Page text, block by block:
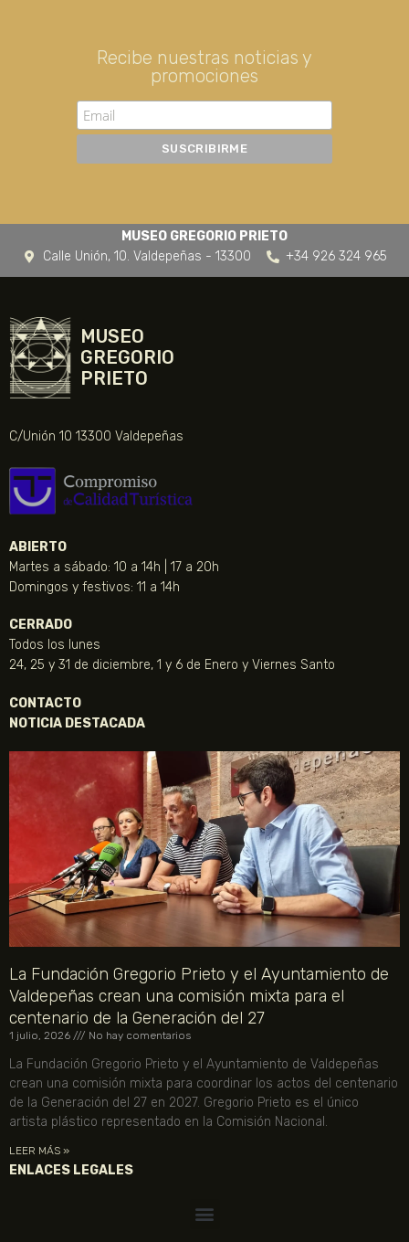
Recibe nuestras noticias y
promociones
MUSEO GREGORIO PRIETO
Calle Unión, 10. Valdepeñas - 13300
+34 926 324 965
MUSEO
GREGORIO
PRIETO
C/Unión 10 13300 Valdepeñas
ABIERTO
Martes a sábado: 10 a 14h | 17 a 20h
Domingos y festivos: 11 a 14h
CERRADO
Todos los lunes
24, 25 y 31 de diciembre, 1 y 6 de Enero y Viernes Santo
CONTACTO
NOTICIA DESTACADA
La Fundación Gregorio Prieto y el Ayuntamiento de
Valdepeñas crean una comisión mixta para el
centenario de la Generación del 27
1 julio, 2026 No hay comentarios
La Fundación Gregorio Prieto y el Ayuntamiento de Valdepeñas
crean una comisión mixta para coordinar los actos del centenario
de la Generación del 27 en 2027. Gregorio Prieto es el único
artista plástico representado en la Comisión Nacional.
LEER MÁS »
ENLACES LEGALES